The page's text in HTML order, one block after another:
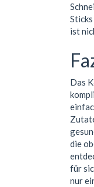
ist
Das
die
für
nur